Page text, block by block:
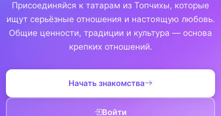
Присоединяйся к татарам из Топчихы, которые
ищут серьёзные отношения и настоящую любовь.
Общие ценности, традиции и культура — основа
крепких отношений.
Начать знакомства
Войти